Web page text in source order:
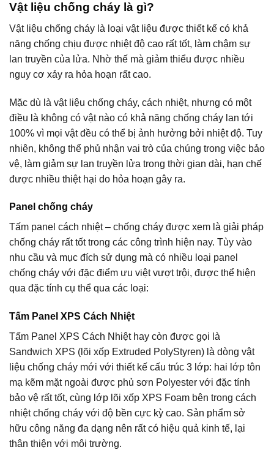
Vật liệu chống cháy là gì?
Vật liệu chống cháy là loại vật liệu được thiết kế có khả
năng chống chịu được nhiệt độ cao rất tốt, làm chậm sự
lan truyền của lửa. Nhờ thế mà giảm thiểu được nhiều
nguy cơ xảy ra hỏa hoạn rất cao.
Mặc dù là vật liệu chống cháy, cách nhiệt, nhưng có một
điều là không có vật nào có khả năng chống cháy lan tới
100% vì mọi vật đều có thể bị ảnh hưởng bởi nhiệt độ. Tuy
nhiên, không thể phủ nhận vai trò của chúng trong việc bảo
vệ, làm giảm sự lan truyền lửa trong thời gian dài, hạn chế
được nhiều thiệt hại do hỏa hoạn gây ra.
Panel chống cháy
Tấm panel cách nhiệt – chống cháy được xem là giải pháp
chống cháy rất tốt trong các công trình hiện nay. Tùy vào
nhu cầu và mục đích sử dụng mà có nhiều loại panel
chống cháy với đặc điểm ưu việt vượt trội, được thể hiện
qua đặc tính cụ thể qua các loại:
Tấm Panel XPS Cách Nhiệt
Tấm Panel XPS Cách Nhiệt hay còn được gọi là
Sandwich XPS (lõi xốp Extruded PolyStyren) là dòng vật
liệu chống cháy mới với thiết kế cấu trúc 3 lớp: hai lớp tôn
mạ kẽm mặt ngoài được phủ sơn Polyester với đặc tính
bảo vệ rất tốt, cùng lớp lõi xốp XPS Foam bên trong cách
nhiệt chống cháy với độ bền cực kỳ cao. Sản phẩm sở
hữu công năng đa dạng nên rất có hiệu quả kinh tế, lại
thân thiện với môi trường.